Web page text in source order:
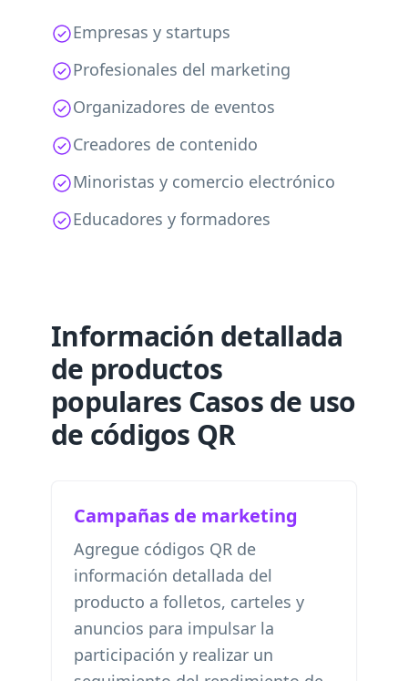
Empresas y startups
Profesionales del marketing
Organizadores de eventos
Creadores de contenido
Minoristas y comercio electrónico
Educadores y formadores
Información detallada
de productos
populares Casos de uso
de códigos QR
Campañas de marketing
Agregue códigos QR de
información detallada del
producto a folletos, carteles y
anuncios para impulsar la
participación y realizar un